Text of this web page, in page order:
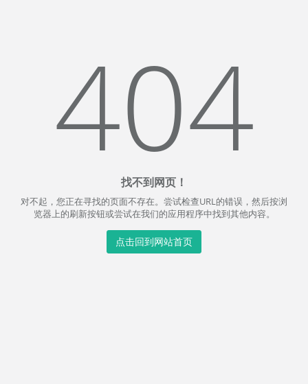
404
找不到网页！
对不起，您正在寻找的页面不存在。尝试检查URL的错误，然后按浏
览器上的刷新按钮或尝试在我们的应用程序中找到其他内容。
点击回到网站首页